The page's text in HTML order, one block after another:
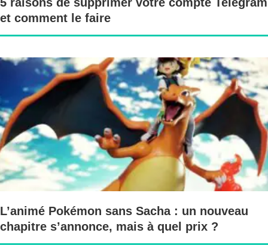
et comment le faire
L’animé Pokémon sans Sacha : un nouveau
chapitre s’annonce, mais à quel prix ?